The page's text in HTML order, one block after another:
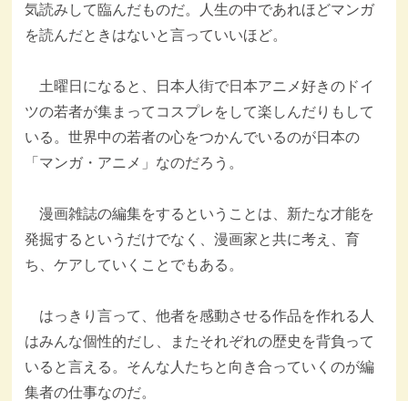
気読みして臨んだものだ。人生の中であれほどマンガ
を読んだときはないと言っていいほど。
土曜日になると、日本人街で日本アニメ好きのドイ
ツの若者が集まってコスプレをして楽しんだりもして
いる。世界中の若者の心をつかんでいるのが日本の
「マンガ・アニメ」なのだろう。
漫画雑誌の編集をするということは、新たな才能を
発掘するというだけでなく、漫画家と共に考え、育
ち、ケアしていくことでもある。
はっきり言って、他者を感動させる作品を作れる人
はみんな個性的だし、またそれぞれの歴史を背負って
いると言える。そんな人たちと向き合っていくのが編
集者の仕事なのだ。